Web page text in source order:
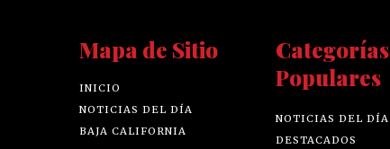
Mapa de Sitio
INICIO
NOTICIAS DEL DÍA
BAJA CALIFORNIA
Categorías
Populares
NOTICIAS DEL DÍA
DESTACADOS